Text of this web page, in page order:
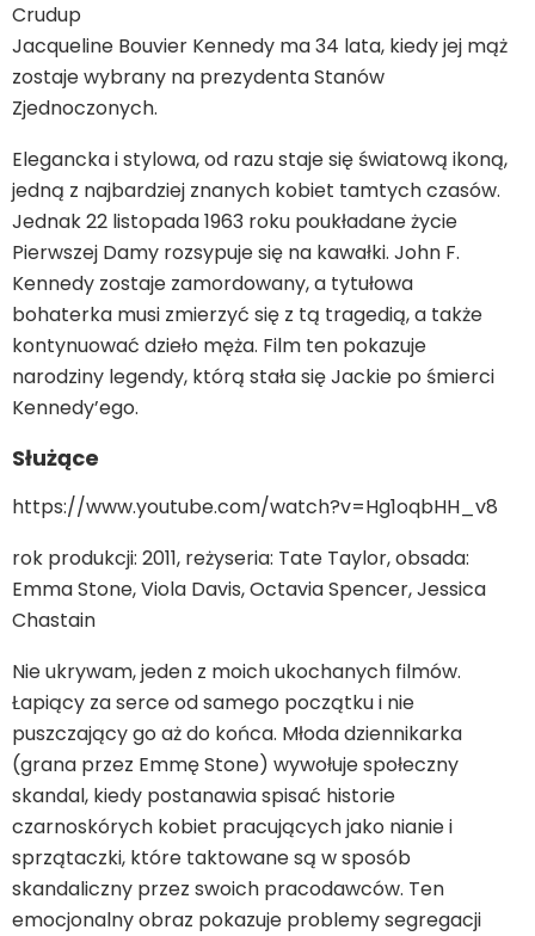
Crudup
Jacqueline Bouvier Kennedy ma 34 lata, kiedy jej mąż
zostaje wybrany na prezydenta Stanów
Zjednoczonych.
Elegancka i stylowa, od razu staje się światową ikoną,
jedną z najbardziej znanych kobiet tamtych czasów.
Jednak 22 listopada 1963 roku poukładane życie
Pierwszej Damy rozsypuje się na kawałki. John F.
Kennedy zostaje zamordowany, a tytułowa
bohaterka musi zmierzyć się z tą tragedią, a także
kontynuować dzieło męża. Film ten pokazuje
narodziny legendy, którą stała się Jackie po śmierci
Kennedy’ego.
Służące
https://www.youtube.com/watch?v=Hg1oqbHH_v8
rok produkcji: 2011, reżyseria: Tate Taylor, obsada:
Emma Stone, Viola Davis, Octavia Spencer, Jessica
Chastain
Nie ukrywam, jeden z moich ukochanych filmów.
Łapiący za serce od samego początku i nie
puszczający go aż do końca. Młoda dziennikarka
(grana przez Emmę Stone) wywołuje społeczny
skandal, kiedy postanawia spisać historie
czarnoskórych kobiet pracujących jako nianie i
sprzątaczki, które taktowane są w sposób
skandaliczny przez swoich pracodawców. Ten
emocjonalny obraz pokazuje problemy segregacji